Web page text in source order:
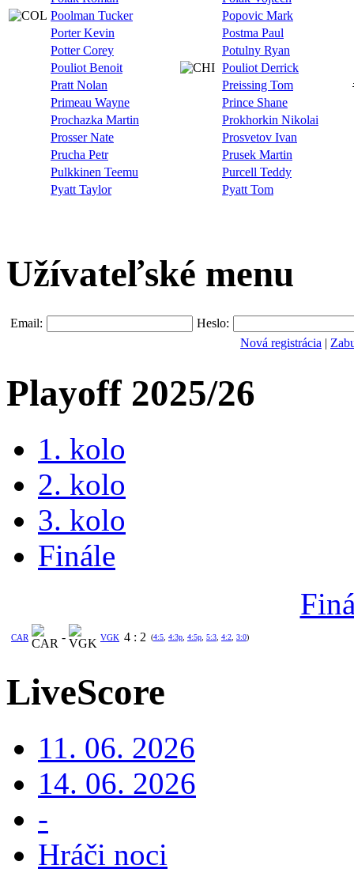
Poolman Tucker
Popovic Mark
Porter Kevin
Postma Paul
Potter Corey
Potulny Ryan
Pouliot Benoit
Pouliot Derrick
Pratt Nolan
Preissing Tom
Primeau Wayne
Prince Shane
Prochazka Martin
Prokhorkin Nikolai
Prosser Nate
Prosvetov Ivan
Prucha Petr
Prusek Martin
Pulkkinen Teemu
Purcell Teddy
Pyatt Taylor
Pyatt Tom
Užívateľské menu
Email:
Heslo:
Nová registrácia |
Playoff 2025/26
1. kolo
2. kolo
3. kolo
Finále
CAR - VGK 4 : 2 (4:5, 4:3p, 4:5p, 5:3, 4:2, 3:0)
LiveScore
11. 06. 2026
14. 06. 2026
-
Hráči noci